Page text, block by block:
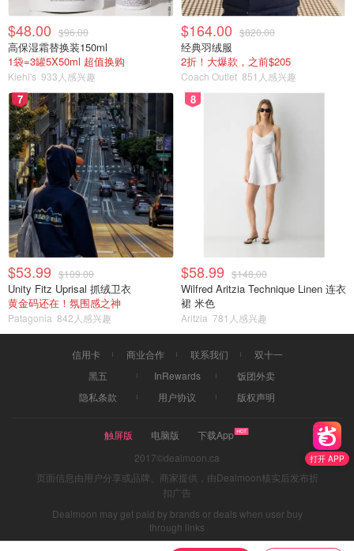
打开 APP
$48.00 $96.00
高保湿霜替换装150ml
1袋=3罐5X50ml 超值换购
Kiehl's 933人感兴趣
$164.00 $820.00
经典羽绒服
2折！大爆款，之前$205
Coach Outlet 851人感兴趣
7
$53.99 $109.00
Unity Fitz Uprisal 抓绒卫衣
黄金码还在！氛围感之神
Patagonia 842人感兴趣
8
$58.99 $148.00
Wilfred Aritzia Technique Linen 连衣
裙 米色
Aritzia 781人感兴趣
信用卡 商业合作 联系我们
双十一
黑五
InRewards
饭团外卖
隐私条款
用户协议 版权声明
触屏版 电脑版
下载App
2017©dealmoon.ca
页面信息由用户分享或品牌、商家提供，由Dealmoon核实后发布折
扣广告
Dealmoon may get paid by brands or deals when user buy
through links